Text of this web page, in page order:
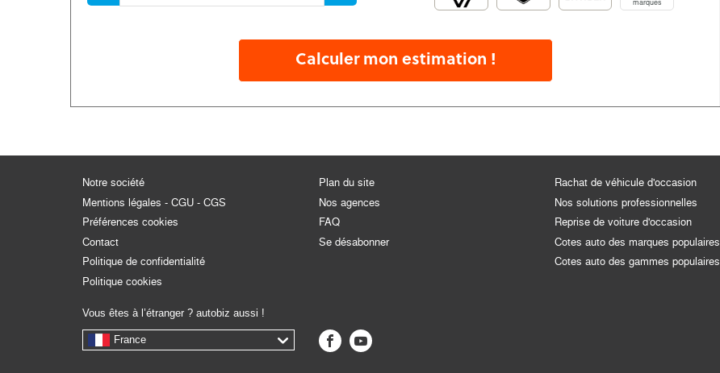
marques
Calculer mon estimation !
Notre société
Mentions légales - CGU - CGS
Préférences cookies
Contact
Politique de confidentialité
Politique cookies
Plan du site
Nos agences
FAQ
Se désabonner
Rachat de véhicule d'occasion
Nos solutions professionnelles
Reprise de voiture d'occasion
Cotes auto des marques populaires
Cotes auto des gammes populaires
Vous êtes à l’étranger ? autobiz aussi !
France